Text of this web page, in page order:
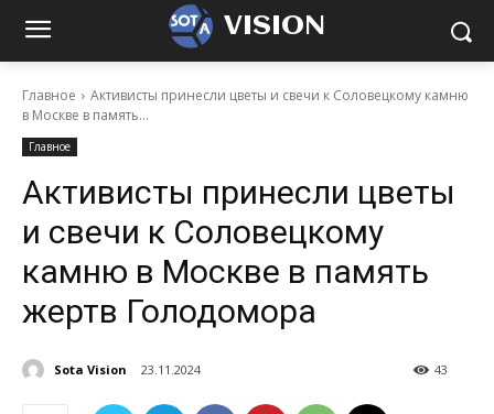
VISION
Главное
Активисты принесли цветы и свечи к Соловецкому камню
в Москве в память...
Главное
Активисты принесли цветы
и свечи к Соловецкому
камню в Москве в память
жертв Голодомора
Sota Vision 23.11.2024 43